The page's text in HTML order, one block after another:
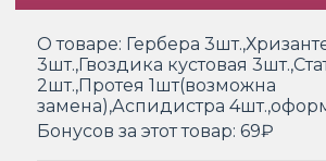
О товаре: Гербера
3шт.,Гвоздика кустовая
2шт.,Протея 1шт(возможна
замена),Аспидистра
Бонусов за этот товар: 69₽